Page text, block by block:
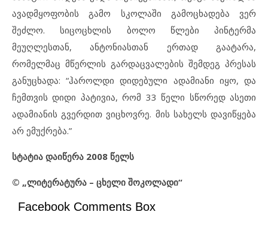
ავადმყოფობის გამო სკოლაში გამოცხადება ვერ
შეძლო. სიცოცხლის ბოლო წლები პინტერმა
მეუღლესთან, ანტონიასთან ერთად გაატარა,
რომელმაც მწერლის გარდაცვალების შემდეგ პრესას
განუცხადა: “ჰაროლდი დიდებული ადამიანი იყო, და
ჩემთვის დიდი პატივია, რომ 33 წელი სწორედ ასეთი
ადამიანის გვერდით ვიცხოვრე. მის სახელს დავიწყება
არ ემუქრება.”
სტატია დაიწერა 2008 წელს
© „ლიტერატურა – ცხელი შოკოლადი“
Facebook Comments Box